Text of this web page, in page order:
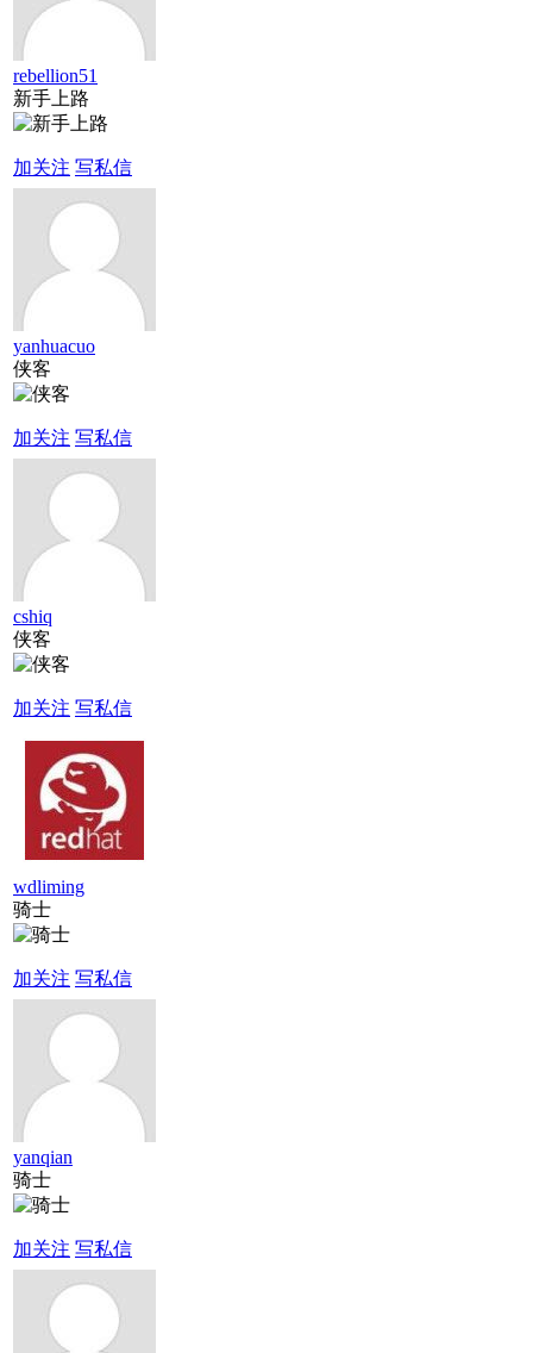
rebellion51
新手上路
加关注 写私信
yanhuacuo
侠客
加关注 写私信
cshiq
侠客
加关注 写私信
wdliming
骑士
加关注 写私信
yanqian
骑士
加关注 写私信